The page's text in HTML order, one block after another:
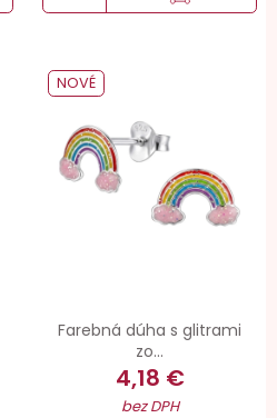
Farebná dúha s glitrami
zo...
4,18 €
bez DPH
NOVÉ